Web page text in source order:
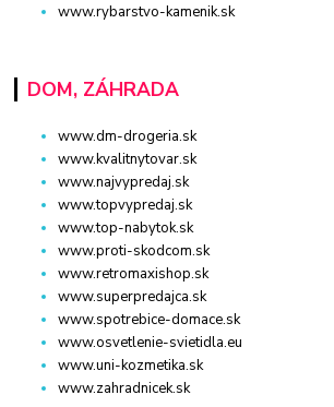
www.rybarstvo-kamenik.sk
DOM, ZÁHRADA
www.dm-drogeria.sk
www.kvalitnytovar.sk
www.najvypredaj.sk
www.topvypredaj.sk
www.top-nabytok.sk
www.proti-skodcom.sk
www.retromaxishop.sk
www.superpredajca.sk
www.spotrebice-domace.sk
www.osvetlenie-svietidla.eu
www.uni-kozmetika.sk
www.zahradnicek.sk